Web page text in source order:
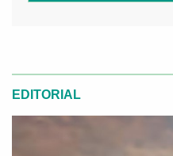
EDITORIAL